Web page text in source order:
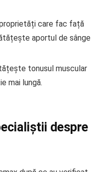
care fac față
aportul de sânge
tonusul muscular
mai lungă.
despre